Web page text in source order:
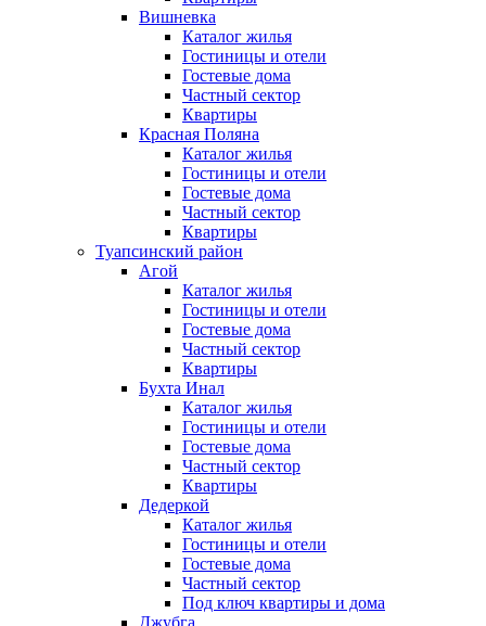
Вишневка
Каталог жилья
Гостиницы и отели
Гостевые дома
Частный сектор
Квартиры
Красная Поляна
Каталог жилья
Гостиницы и отели
Гостевые дома
Частный сектор
Квартиры
Туапсинский район
Агой
Каталог жилья
Гостиницы и отели
Гостевые дома
Частный сектор
Квартиры
Бухта Инал
Каталог жилья
Гостиницы и отели
Гостевые дома
Частный сектор
Квартиры
Дедеркой
Каталог жилья
Гостиницы и отели
Гостевые дома
Частный сектор
Под ключ квартиры и дома